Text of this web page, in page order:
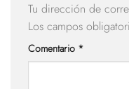
Tu dirección de
Los campos
Comentario *